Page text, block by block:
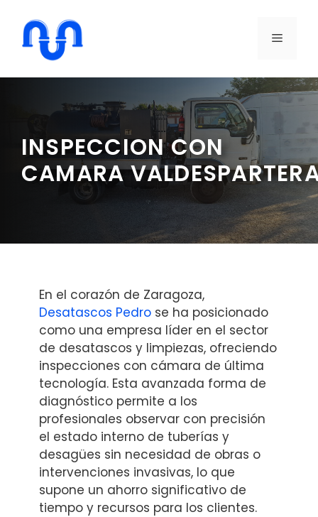
contenido
MENÚ
INSPECCION CON
CAMARA
En el corazón de Zaragoza,
Desatascos Pedro se ha posicionado
como una empresa líder en el sector
de desatascos y limpiezas, ofreciendo
inspecciones con cámara de última
tecnología. Esta avanzada forma de
diagnóstico permite a los
profesionales observar con precisión
el estado interno de tuberías y
desagües sin necesidad de obras o
intervenciones invasivas, lo que
supone un ahorro significativo de
tiempo y recursos para los clientes.